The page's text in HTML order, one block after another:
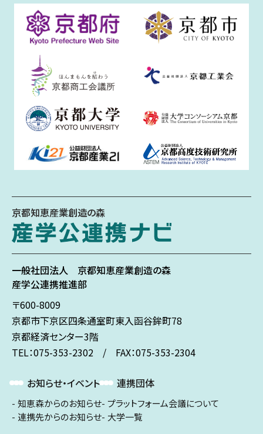
京都知恵産業創造の森
一般社団法人 京都知恵産業創造の森
産学公連携推進部
〒600-8009
京都市下京区四条通室町東入函谷鉾町78
京都経済センター3階
TEL：075-353-2302 / FAX：075-353-2304
お知らせ・イベント
知恵森からのお知らせ
連携先からのお知らせ
連携団体
プラットフォーム会議について
大学一覧